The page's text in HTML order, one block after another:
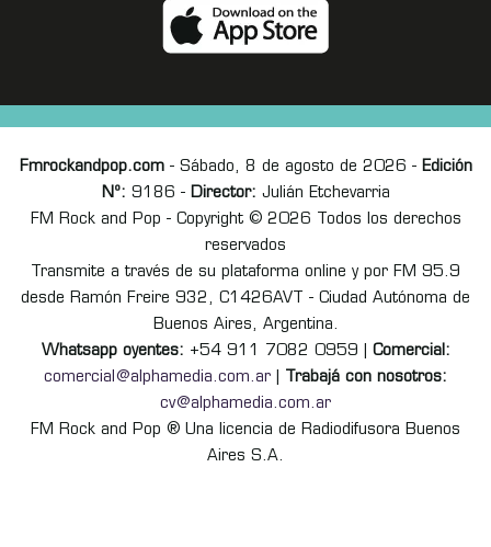
Fmrockandpop.com- Sábado, 8 de agosto de 2026 - Edición
Nº: 9186 - Director: Julián Etchevarria
FM Rock and Pop - Copyright © 2026 Todos los derechos
reservados
Transmite a través de su plataforma online y por FM 95.9
desde Ramón Freire 932, C1426AVT - Ciudad Autónoma de
Buenos Aires, Argentina.
Whatsapp oyentes: +54 911 7082 0959 | Comercial:
comercial@alphamedia.com.ar
Trabajá con nosotros:
cv@alphamedia.com.ar
FM Rock and Pop ® Una licencia de Radiodifusora Buenos
Aires S.A.